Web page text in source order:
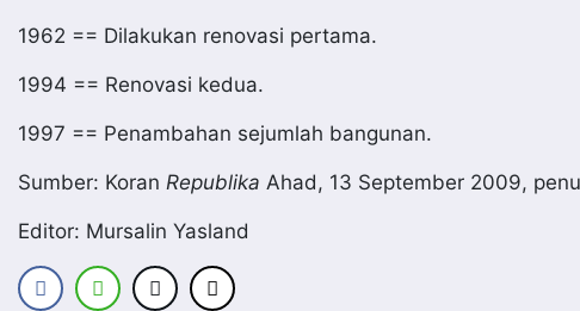
1962 == Dilakukan renovasi pertama.
1994 == Renovasi kedua.
1997 == Penambahan sejumlah bangunan.
Sumber: Koran Republika Ahad, 13 September 2009,
Editor: Mursalin Yasland